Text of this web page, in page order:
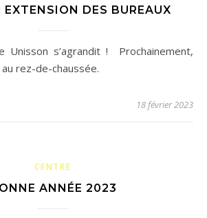
EXTENSION DES BUREAUX
rez-de-chaussée.
18 février 2023
CENTRE
ANNÉE 2023